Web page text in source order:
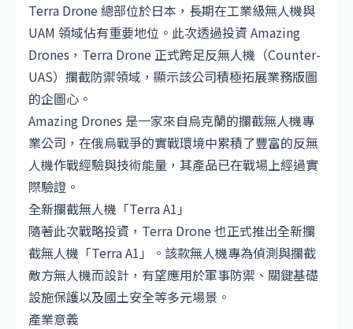
Terra Drone 總部位於日本，長期在工業級無人機與
UAM 領域佔有重要地位。此次透過投資 Amazing
Drones，Terra Drone 正式跨足反無人機（Counter-
UAS）攔截防禦領域，顯示該公司積極拓展業務版圖
的企圖心。
Amazing Drones 是一家來自烏克蘭的攔截無人機專
業公司，在俄烏戰爭的實戰環境中累積了豐富的反無
人機作戰經驗與技術能量，其產品已在戰場上經過實
際驗證。
全新攔截無人機「Terra A1」
隨著此次戰略投資，Terra Drone 也正式推出全新攔
截無人機「Terra A1」。該款無人機專為偵測與攔截
敵方無人機而設計，有望應用於軍事防禦、關鍵基礎
設施保護以及國土安全等多元場景。
產業意義